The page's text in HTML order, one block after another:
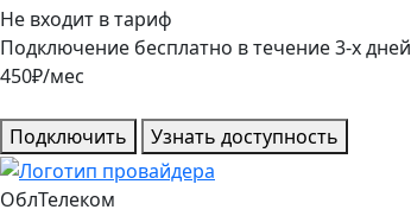
Не входит в тариф
Подключение бесплатно в течение3-х дней
450₽/мес
Подключить Узнать доступность
ОблТелеком